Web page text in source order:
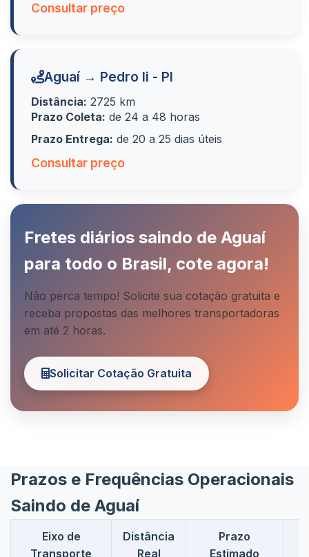
Consultar preço
Aguaí → Pedro Ii - PI
Distância: 2725 km
Prazo Coleta: de 24 a 48 horas
Prazo Entrega: de 20 a 25 dias úteis
Consultar preço
Fretes diários saindo de Aguaí
para todo o Brasil, cote agora!
Não perca tempo! Solicite sua cotação gratuita e
receba propostas das melhores transportadoras
em até 2 horas.
Solicitar Cotação Gratuita
Prazos e Frequências Operacionais
Saindo de Aguaí
Eixo de
Transporte
Distância
Real
Prazo
Estimado